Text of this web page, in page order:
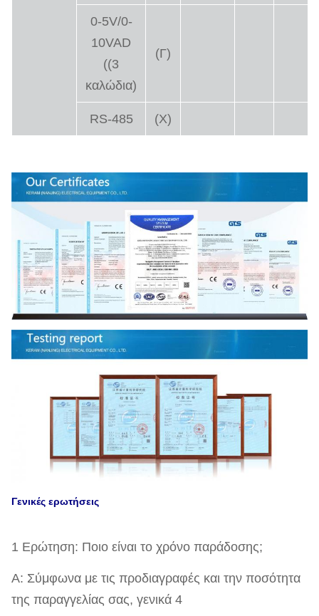
0-5V/0-
10VAD
((3
καλώδια)
(Γ)
RS-485 (Χ)
Γενικές ερωτήσεις
1 Ερώτηση: Ποιο είναι το χρόνο παράδοσης;
Α: Σύμφωνα με τις προδιαγραφές και την ποσότητα
της παραγγελίας σας, γενικά 4